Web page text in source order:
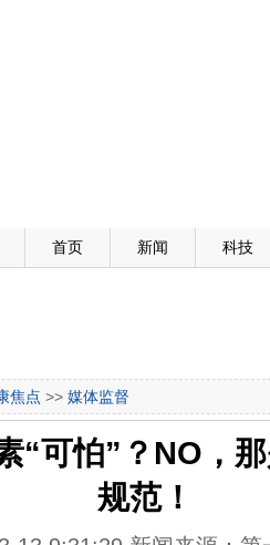
首页 新闻 科技
焦点 >> 媒体监督
“可怕”？NO，
规范！